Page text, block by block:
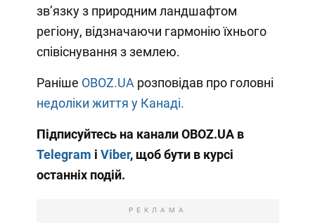
зв’язку з природним ландшафтом
регіону, відзначаючи гармонію їхнього
співіснування з землею.
Раніше OBOZ.UA розповідав про головні
недоліки життя у Канаді.
Підписуйтесь на канали OBOZ.UA в
Telegram і Viber, щоб бути в курсі
останніх подій.
РЕКЛАМА